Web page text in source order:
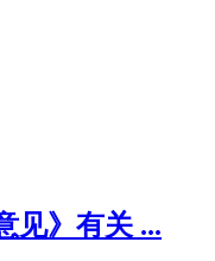
见》有关 ...